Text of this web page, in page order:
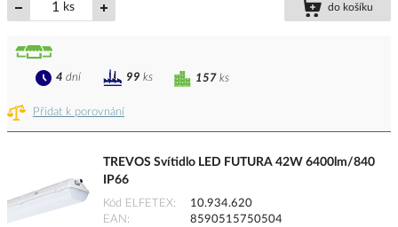
ks do košíku
Přidat k porovnání
157 ks
4 dní 99 ks
TREVOS Svítidlo LED FUTURA 42W 6400lm/840
IP66
Kód ELFETEX
10.934.620
EAN
8590515750504